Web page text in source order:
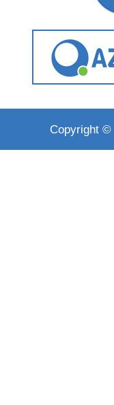
Copyright ©